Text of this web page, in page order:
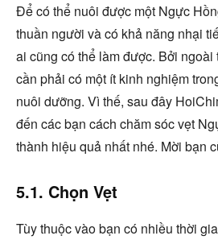
Để có thể nuôi được một Ngực
thuần người và có khả năng nhại
ai cũng có thể làm được. Bởi ngoài
cần phải có một ít kinh nghiệm
nuôi dưỡng. Vì thế, sau đây
đến các bạn cách chăm sóc vẹt
thành hiệu quả nhất nhé. Mời bạn
5.1. Chọn Vẹt
Tùy thuộc vào bạn có nhiều thời